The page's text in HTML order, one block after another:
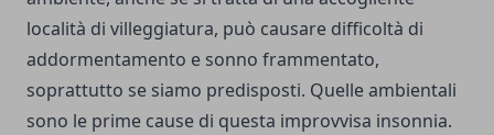
località di villeggiatura, può causare difficoltà di
addormentamento e sonno frammentato,
soprattutto se siamo predisposti. Quelle ambientali
sono le prime cause di questa improvvisa insonnia.